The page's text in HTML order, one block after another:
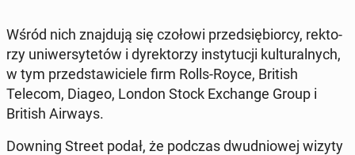
Wśród nich znaj­du­ją się czołowi przed­się­bior­cy, rek­to­
rzy uni­wer­sy­te­tów i dy­rek­to­rzy in­sty­tu­cji kul­tu­ral­nych,
w tym przed­sta­wi­cie­le firm Rolls-Royce, British
Telecom, Diageo, London Stock Exchan­ge Group i
British Airways.
Downing Street podał, że podczas dwu­dnio­wej wizyty